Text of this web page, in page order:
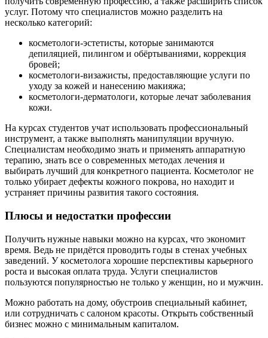
услуг. Потому что специалистов можно разделить на
несколько категорий:
косметологи-эстетисты, которые занимаются
депиляцией, пилингом и обёртываниями, коррекция
бровей;
косметологи-визажисты, предоставляющие услуги по
уходу за кожей и нанесению макияжа;
косметологи-дерматологи, которые лечат заболевания
кожи.
На курсах студентов учат использовать профессиональный
инструмент, а также выполнять манипуляции вручную.
Специалистам необходимо знать и применять аппаратную
терапию, знать все о современных методах лечения и
выбирать лучший для конкретного пациента. Косметолог не
только убирает дефекты кожного покрова, но находит и
устраняет причины развития такого состояния.
Плюсы и недостатки профессии
Получить нужные навыки можно на курсах, что экономит
время. Ведь не придётся проводить годы в стенах учебных
заведений. У косметолога хорошие перспективы карьерного
роста и высокая оплата труда. Услуги специалистов
пользуются популярностью не только у женщин, но и мужчин.
Можно работать на дому, обустроив специальный кабинет,
или сотрудничать с салоном красоты. Открыть собственный
бизнес можно с минимальным капиталом.